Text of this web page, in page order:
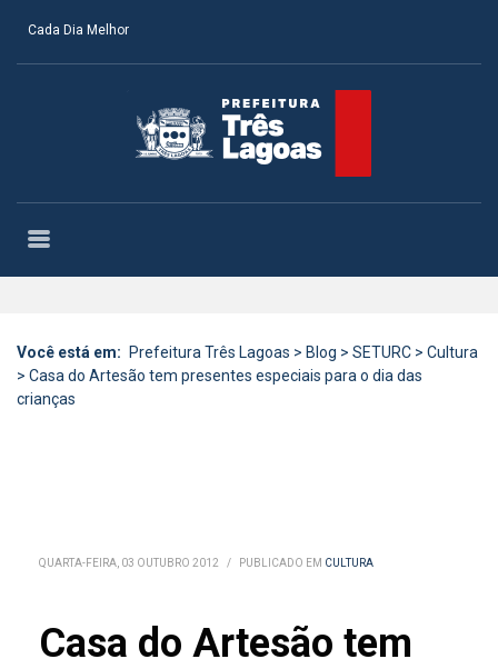
Cada Dia Melhor
Você está em: Prefeitura Três Lagoas > Blog > SETURC > Cultura
> Casa do Artesão tem presentes especiais para o dia das
crianças
QUARTA-FEIRA, 03 OUTUBRO 2012 / PUBLICADO EM CULTURA
Casa do Artesão tem